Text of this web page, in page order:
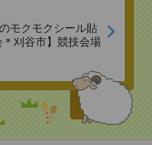
モクモクシール貼
刈谷市】競技会場